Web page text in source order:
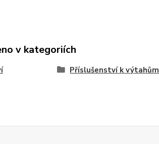
v kategoriích
Příslušenství k výtahům